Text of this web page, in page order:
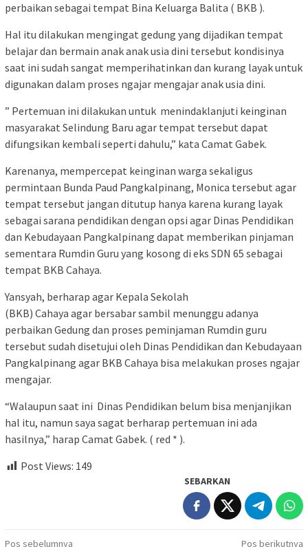
perbaikan sebagai tempat Bina Keluarga Balita ( BKB ).
Hal itu dilakukan mengingat gedung yang dijadikan tempat
belajar dan bermain anak anak usia dini tersebut kondisinya
saat ini sudah sangat memperihatinkan dan kurang layak untuk
digunakan dalam proses ngajar mengajar anak usia dini.
” Pertemuan ini dilakukan untuk menindaklanjuti keinginan
masyarakat Selindung Baru agar tempat tersebut dapat
difungsikan kembali seperti dahulu,” kata Camat Gabek.
Karenanya, mempercepat keinginan warga sekaligus
permintaan Bunda Paud Pangkalpinang, Monica tersebut agar
tempat tersebut jangan ditutup hanya karena kurang layak
sebagai sarana pendidikan dengan opsi agar Dinas Pendidikan
dan Kebudayaan Pangkalpinang dapat memberikan pinjaman
sementara Rumdin Guru yang kosong di eks SDN 65 sebagai
tempat BKB Cahaya.
Yansyah, berharap agar Kepala Sekolah
(BKB) Cahaya agar bersabar sambil menunggu adanya
perbaikan Gedung dan proses peminjaman Rumdin guru
tersebut sudah disetujui oleh Dinas Pendidikan dan Kebudayaan
Pangkalpinang agar BKB Cahaya bisa melakukan proses ngajar
mengajar.
“Walaupun saat ini Dinas Pendidikan belum bisa menjanjikan
hal itu, namun saya sagat berharap pertemuan ini ada
hasilnya,” harap Camat Gabek. ( red * ).
Post Views: 149
SEBARKAN
Pos sebelumnya
Pos berikutnya